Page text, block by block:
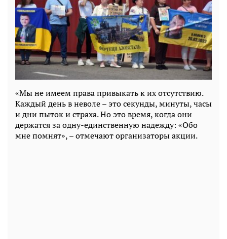
«Мы не имеем права привыкать к их отсутствию.
Каждый день в неволе – это секунды, минуты, часы
и дни пыток и страха. Но это время, когда они
держатся за одну-единственную надежду: «Обо
мне помнят», – отмечают организаторы акции.